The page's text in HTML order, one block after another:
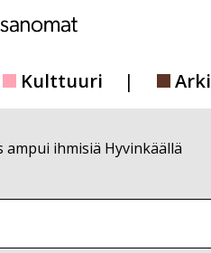
Kulttuuri Arki
ampui ihmisiä Hyvinkäällä